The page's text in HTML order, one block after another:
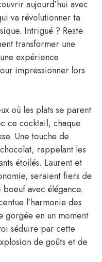
aujourd’hui avec
va révolutionner ta
Intrigué ? Reste
transformer une
expérience
impressionner lors
où les plats se parent
ce cocktail, chaque
Une touche de
rappelant les
étoilés. Laurent et
seraient fiers de
avec élégance.
l’harmonie des
gorgée en un moment
séduire par cette
de goûts et de